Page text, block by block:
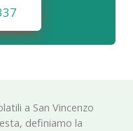
a San Vincenzo
definiamo la